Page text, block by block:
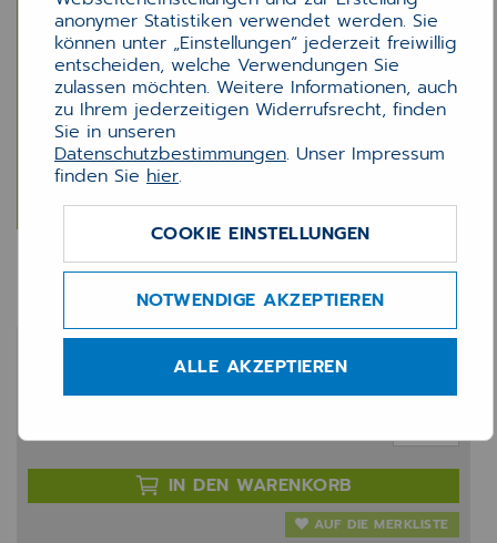
PCPO DMP-Modul
543,75 €
IN DEN WARENKORB
AUF DIE MERKLISTE
anonymer Statistiken verwendet werden. Sie
können unter „Einstellungen“ jederzeit freiwillig
entscheiden, welche Verwendungen Sie
zulassen möchten. Weitere Informationen, auch
zu Ihrem jederzeitigen Widerrufsrecht, finden
Sie in unseren
Datenschutzbestimmungen. Unser Impressum
finden Sie hier.
COOKIE EINSTELLUNGEN
NOTWENDIGE AKZEPTIEREN
ALLE AKZEPTIEREN